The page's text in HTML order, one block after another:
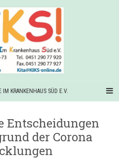
IM KRANKENHAUS SÜD E.V.
Entscheidungen
der Corona